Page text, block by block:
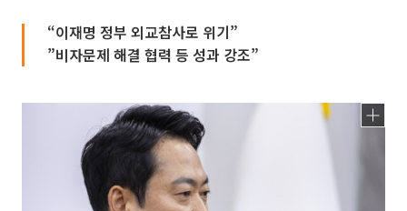
“이재명 정부 외교참사로 위기”
”비자문제 해결 협력 등 성과 강조”